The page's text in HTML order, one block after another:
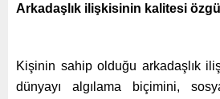
Arkadaşlık ilişkisinin kalitesi
Kişinin sahip olduğu arkadaşlık
dünyayı algılama biçimini,